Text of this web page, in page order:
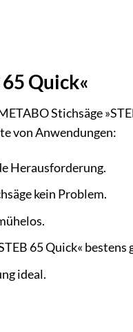
Quick«
Stichsäge
von Anwendungen:
Herausforderung.
kein Problem.
65 Quick« bestens
ideal.